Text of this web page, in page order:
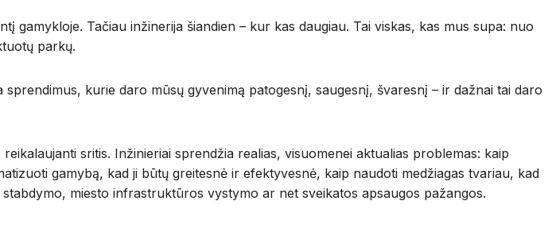
gamykloje. Tačiau inžinerija šiandien – kur kas daugiau. Tai viskas, kas mus supa: nuo
parkų.
kurie daro mūsų gyvenimą patogesnį, saugesnį, švaresnį – ir dažnai tai daro
sritis. Inžinieriai sprendžia realias, visuomenei aktualias problemas: kaip
gamybą, kad ji būtų greitesnė ir efektyvesnė, kaip naudoti medžiagas tvariau, kad
miesto infrastruktūros vystymo ar net sveikatos apsaugos pažangos.